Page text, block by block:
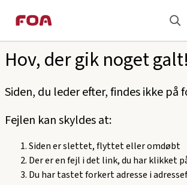
til
hovedindhold
til
hovedmenu
menu
404
Hov, der gik noget galt!
Siden, du leder efter, findes ikke på
Fejlen kan skyldes at:
Siden er slettet, flyttet eller omdøbt
Der er en fejl i det link, du har klikket
Du har tastet forkert adresse i